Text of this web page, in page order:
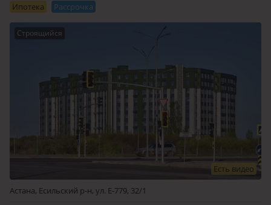
Ипотека Рассрочка
Есть видео
Строящийся
Астана, Есильский р-н, ул. Е-779, 32/1